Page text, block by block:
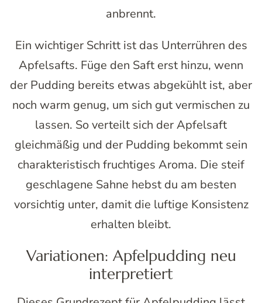
anbrennt.
Ein wichtiger Schritt ist das Unterrühren des
Apfelsafts. Füge den Saft erst hinzu, wenn
der Pudding bereits etwas abgekühlt ist, aber
noch warm genug, um sich gut vermischen zu
lassen. So verteilt sich der Apfelsaft
gleichmäßig und der Pudding bekommt sein
charakteristisch fruchtiges Aroma. Die steif
geschlagene Sahne hebst du am besten
vorsichtig unter, damit die luftige Konsistenz
erhalten bleibt.
Variationen: Apfelpudding neu
interpretiert